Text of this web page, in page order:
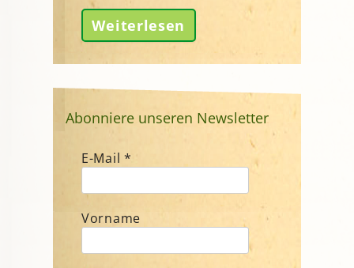
Weiterlesen
Abonniere unseren Newsletter
E-Mail *
Vorname